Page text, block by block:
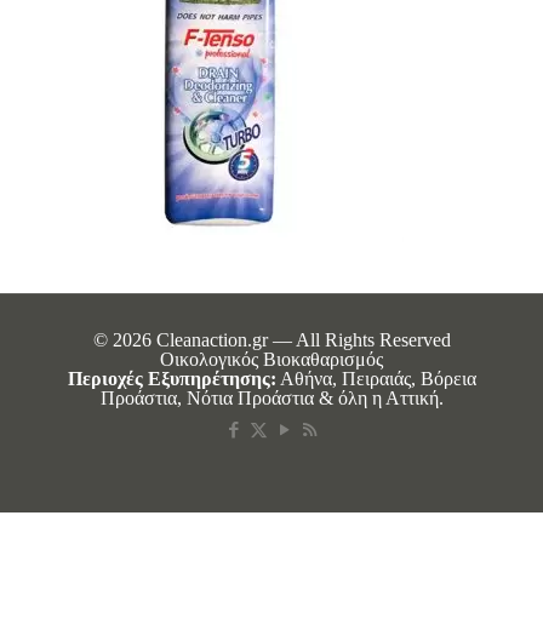
© 2026 Cleanaction.gr — All Rights Reserved
Οικολογικός Βιοκαθαρισμός
Περιοχές Εξυπηρέτησης: Αθήνα, Πειραιάς, Βόρεια
Προάστια, Νότια Προάστια & όλη η Αττική.